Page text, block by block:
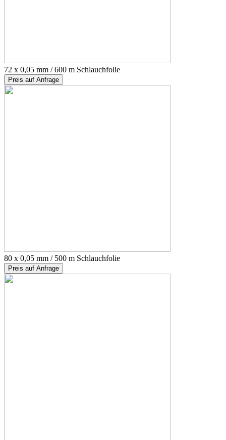
72 x 0,05 mm / 600 m Schlauchfolie
Preis auf Anfrage
80 x 0,05 mm / 500 m Schlauchfolie
Preis auf Anfrage